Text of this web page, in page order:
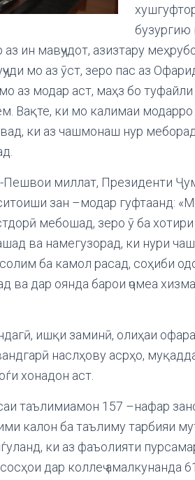
бузургию
ин мавҷудот, азизтару
мо аз ӯст, зеро пас аз
аз модар аст, маҳз бо
Вақте, ки мо калимаи
ки аз чашмонаш нур
миллат, Президенти
зан –модар гуфтаанд:
мебошад, зеро ӯ ба
ва намегузорад, ки нури
ба камол расад, соҳиби
ва дар оянда барои ҷомеа
ишқи заминӣ, олиҳаи
наслҳову асрҳо,
хонадон аст.
таълимиамон 157 –нафар
калон ба таълиму тарбияи
ки аз фаъолияти
дар коллеҷ амалкунанда